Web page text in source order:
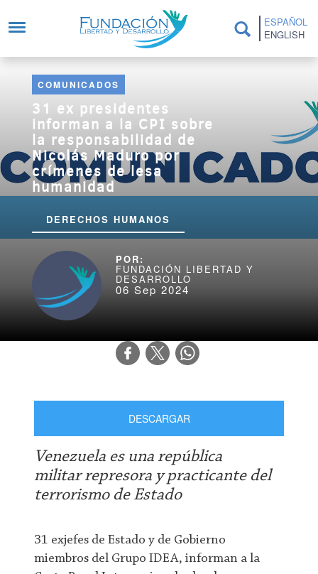
ESPAÑOL
ENGLISH
COMUNICADOS
31 ex presidentes
informan a la CPI sobre
la responsabilidad de
Nicolás Maduro por
crímenes de lesa
humanidad
DERECHOS HUMANOS
FUNDACIÓN LIBERTAD Y
DESARROLLO
06 Sep 2024
DESCARGAR
Venezuela es una república
militar represora y practicante del
terrorismo de Estado
31 exjefes de Estado y de Gobierno
miembros del Grupo IDEA, informan a la